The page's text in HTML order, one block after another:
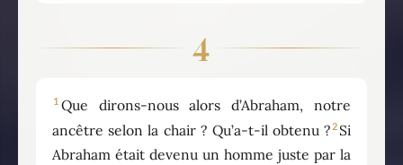
4
1 Que dirons-nous alors d’Abraham, notre
ancêtre selon la chair ? Qu’a-t-il obtenu ?2 Si
Abraham était devenu un homme juste par la